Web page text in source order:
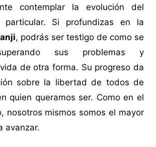
contemplar la evolución del
particular. Si profundizas en la
, podrás ser testigo de como se
sus problemas y
de otra forma. Su progreso da
sobre la libertad de todos de
quien queramos ser. Como en el
nosotros mismos somos el mayor
avanzar.